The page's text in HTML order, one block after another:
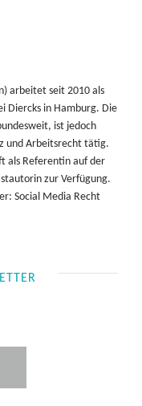
arbeitet seit 2010 als
Diercks in Hamburg. Die
ist jedoch
und Arbeitsrecht tätig.
als Referentin auf der
zur Verfügung.
Social Media Recht